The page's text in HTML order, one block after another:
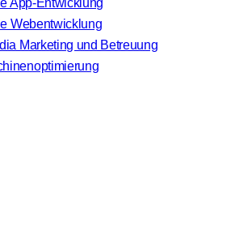
App-Entwicklung
Webentwicklung
Marketing und Betreuung